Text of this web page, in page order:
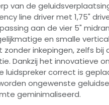
van de
line driver met 1,75"
aan de vier 5"
en smalle
inkepingen, zelfs bij
Dankzij het innovatieve
luidspreker correct is
ongewenste
geminimaliseerd.